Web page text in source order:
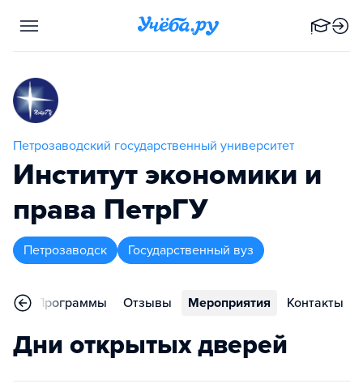
Петрозаводский государственный университет
Институт экономики и
права ПетрГУ
Петрозаводск Государственный вуз
Программы Отзывы Мероприятия Контакты
Дни открытых дверей